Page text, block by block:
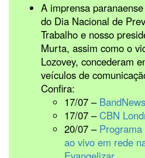
A imprensa
do Dia Nacional de
Trabalho e nosso
Murta, assim como o
Lozovey, concederam
veículos de
Confira:
17/07 –
17/07 –CBN
20/07 –
ao vivo em rede